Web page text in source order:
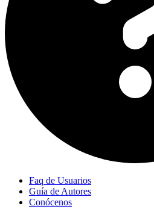
Faq de Usuarios
Guía de Autores
Conócenos